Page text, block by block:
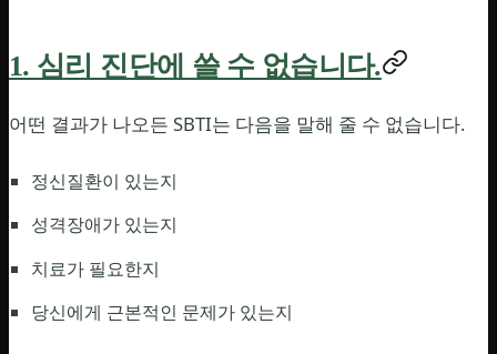
1. 심리 진단에 쓸 수 없습니다.
어떤 결과가 나오든 SBTI는 다음을 말해 줄 수 없습니다.
정신질환이 있는지
성격장애가 있는지
치료가 필요한지
당신에게 근본적인 문제가 있는지